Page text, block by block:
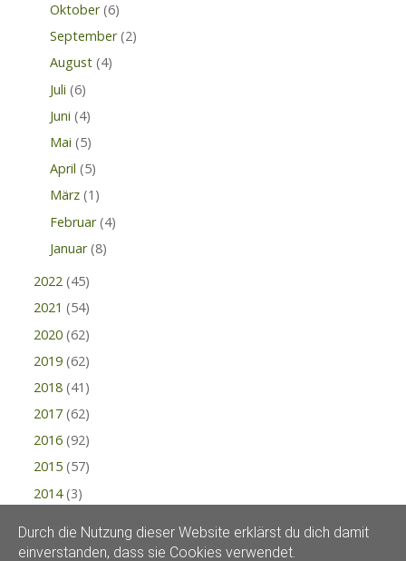
Oktober (6)
September (2)
August (4)
Juli (6)
Juni (4)
Mai (5)
April (5)
März (1)
Februar (4)
Januar (8)
2022 (45)
2021 (54)
2020 (62)
2019 (62)
2018 (41)
2017 (62)
2016 (92)
2015 (57)
2014 (3)
Durch die Nutzung dieser Website erklärst du dich damit
einverstanden, dass sie Cookies verwendet.